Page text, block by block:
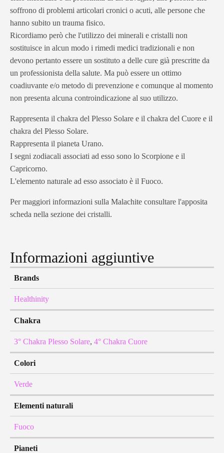
soffrono di problemi articolari cronici o acuti, alle persone che
hanno subito un trauma fisico.
Ricordiamo però che l'utilizzo dei minerali e cristalli non
sostituisce in alcun modo i rimedi medici tradizionali e non
devono pertanto essere un sostituto a delle cure già prescritte da
un professionista della salute. Ma può essere un ottimo
coadiuvante e/o metodo di prevenzione e comunque al momento
non presenta alcuna controindicazione al suo utilizzo.
Rappresenta il chakra del Plesso Solare e il chakra del Cuore e il
chakra del Plesso Solare.
Rappresenta il pianeta Urano.
I segni zodiacali associati ad esso sono lo Scorpione e il
Capricorno.
L'elemento naturale ad esso associato è il Fuoco.
Per maggiori informazioni sulla Malachite consultare l'apposita
scheda nella sezione dei cristalli.
Informazioni aggiuntive
Brands
Healthinity
Chakra
3° Chakra Plesso Solare, 4° Chakra Cuore
Colori
Verde
Elementi naturali
Fuoco
Pianeti